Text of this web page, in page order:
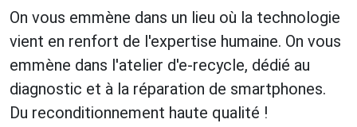
On vous emmène dans un lieu où la technologie
vient en renfort de l'expertise humaine. On vous
emmène dans l'atelier d'e-recycle, dédié au
diagnostic et à la réparation de smartphones.
Du reconditionnement haute qualité !